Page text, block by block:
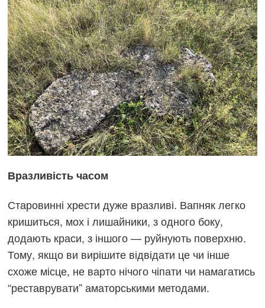
Вразливість часом
Старовинні хрести дуже вразливі. Вапняк легко
кришиться, мох і лишайники, з одного боку,
додають краси, з іншого — руйнують поверхню.
Тому, якщо ви вирішите відвідати це чи інше
схоже місце, не варто нічого чіпати чи намагатись
“реставрувати” аматорськими методами.